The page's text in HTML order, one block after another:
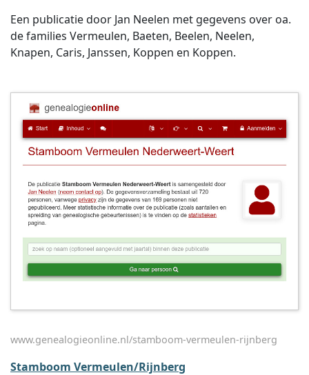
Een publicatie door Jan Neelen met gegevens over oa.
de families Vermeulen, Baeten, Beelen, Neelen,
Knapen, Caris, Janssen, Koppen en Koppen.
www.genealogieonline.nl/stamboom-vermeulen-rijnberg
Stamboom Vermeulen/Rijnberg